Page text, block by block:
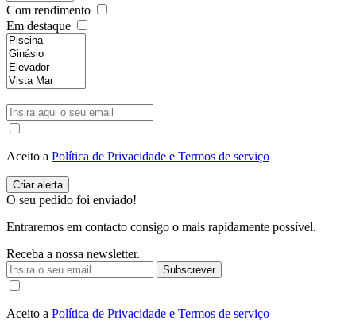
Com rendimento
Em destaque
Aceito a Política de Privacidade e Termos de serviço
O seu pedido foi enviado!
Entraremos em contacto consigo o mais rapidamente possível.
Receba a nossa newsletter.
Subscrever
Aceito a Política de Privacidade e Termos de serviço